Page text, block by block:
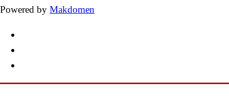
Powered by Makdomen